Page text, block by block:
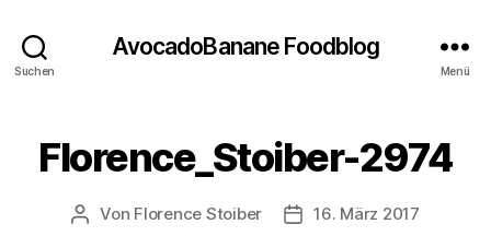
Suchen
AvocadoBanane Foodblog
Menü
Florence_Stoiber-2974
Beitragsautor
Von Florence Stoiber Veröffentlichungsdatum
16. März 2017